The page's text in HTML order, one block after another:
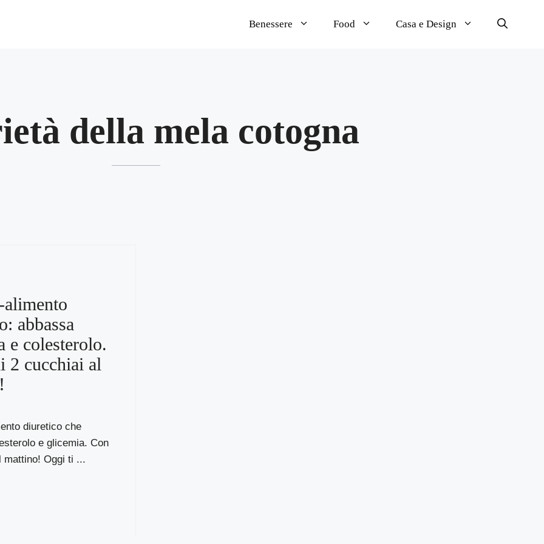
Benessere Food Casa e Design
della mela cotogna
abbassa
e colesterolo.
2 cucchiai al
diuretico che
e glicemia. Con
mattino! Oggi ti ...